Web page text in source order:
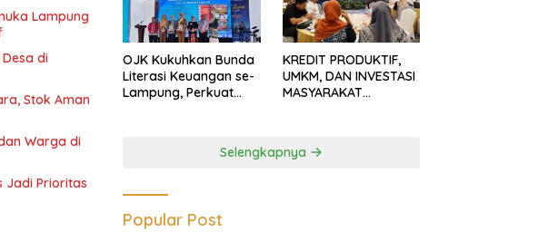
Lampung
di
Stok Aman
Warga di
Jadi Prioritas
OJK Kukuhkan Bunda
Literasi Keuangan se-
Lampung, Perkuat
KREDIT PRODUKTIF,
UMKM, DAN INVESTASI
MASYARAKAT
Selengkapnya
Popular Post